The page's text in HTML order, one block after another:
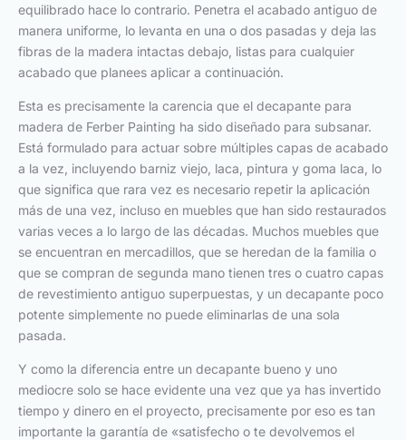
equilibrado hace lo contrario. Penetra el acabado antiguo de
manera uniforme, lo levanta en una o dos pasadas y deja las
fibras de la madera intactas debajo, listas para cualquier
acabado que planees aplicar a continuación.
Esta es precisamente la carencia que el decapante para
madera de Ferber Painting ha sido diseñado para subsanar.
Está formulado para actuar sobre múltiples capas de acabado
a la vez, incluyendo barniz viejo, laca, pintura y goma laca, lo
que significa que rara vez es necesario repetir la aplicación
más de una vez, incluso en muebles que han sido restaurados
varias veces a lo largo de las décadas. Muchos muebles que
se encuentran en mercadillos, que se heredan de la familia o
que se compran de segunda mano tienen tres o cuatro capas
de revestimiento antiguo superpuestas, y un decapante poco
potente simplemente no puede eliminarlas de una sola
pasada.
Y como la diferencia entre un decapante bueno y uno
mediocre solo se hace evidente una vez que ya has invertido
tiempo y dinero en el proyecto, precisamente por eso es tan
importante la garantía de «satisfecho o te devolvemos el